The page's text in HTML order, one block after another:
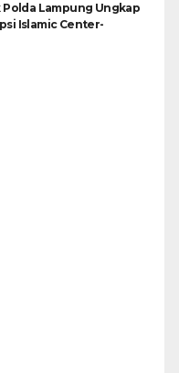
Polda Lampung Ungkap
Islamic Center-